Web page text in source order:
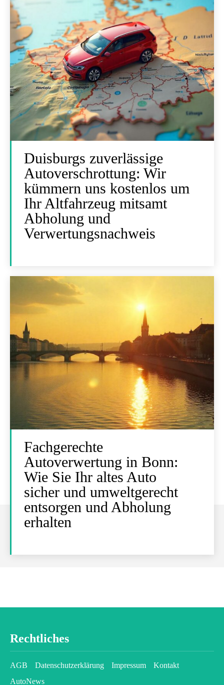
Duisburgs zuverlässige
Autoverschrottung: Wir
kümmern uns kostenlos um
Ihr Altfahrzeug mitsamt
Abholung und
Verwertungsnachweis
Fachgerechte
Autoverwertung in Bonn:
Wie Sie Ihr altes Auto
sicher und umweltgerecht
entsorgen und Abholung
erhalten
Rechtliches
AGB Datenschutzerklärung Impressum
Kontakt
AutoNews